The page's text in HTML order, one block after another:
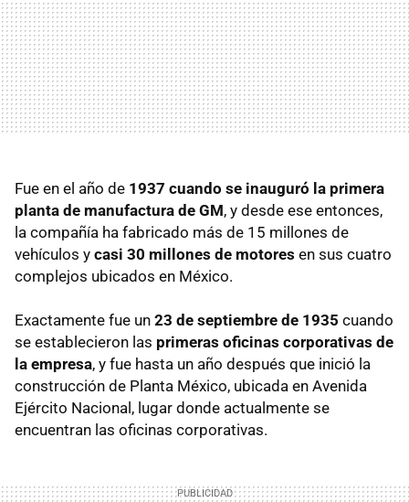
Fue en el año de 1937 cuando se inauguró la primera
planta de manufactura de GM, y desde ese entonces,
la compañía ha fabricado más de 15 millones de
vehículos y casi 30 millones de motores en sus cuatro
complejos ubicados en México.
Exactamente fue un 23 de septiembre de 1935 cuando
se establecieron las primeras oficinas corporativas de
la empresa, y fue hasta un año después que inició la
construcción de Planta México, ubicada en Avenida
Ejército Nacional, lugar donde actualmente se
encuentran las oficinas corporativas.